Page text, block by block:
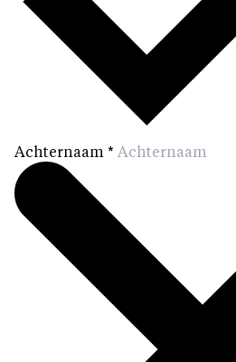
Achternaam *